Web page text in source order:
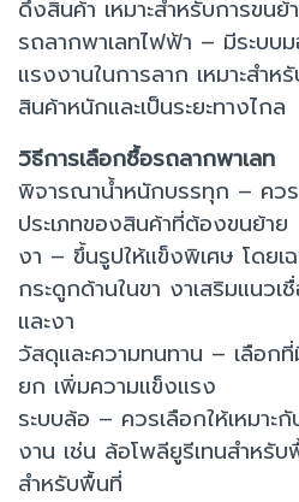
ดึงสินค้า เหมาะสำหรับการขนย้
รถลากพาเลทไฟฟ้า – มีระบบ
แรงงานในการลาก เหมาะสำ
สินค้าหนักและเป็นระยะทางไกล
วิธีการเลือกซื้อรถลากพาเลท
พิจารณาน้ำหนักบรรทุก – ควร
ประเภทของสินค้าที่ต้องขนย้าย
งา – ขึ้นรูปให้แข็งพิเศษ โดยเ
กระดูกด้านในขา งาเสริมแนว
และงา
วัสดุและความทนทาน – เลือก
ยก เพิ่มความแข็งแรง
ระบบล้อ – ควรเลือกให้เหมา
งาน เช่น ล้อโพลียูรีเทนสำหรั
สำหรับพื้นที่